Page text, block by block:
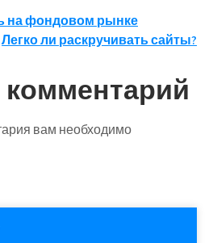
на фондовом рынке
Легко ли раскручивать сайты?
вам необходимо